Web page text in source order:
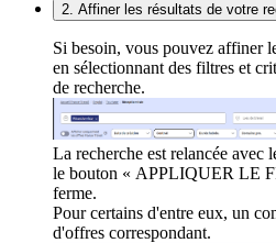
2. Affiner les résultats de votre
Si besoin, vous pouvez affiner
en sélectionnant des filtres et
de recherche.
La recherche est relancée
le bouton « APPLIQUER LE
ferme.
Pour certains d'entre eux, un
d'offres correspondant.